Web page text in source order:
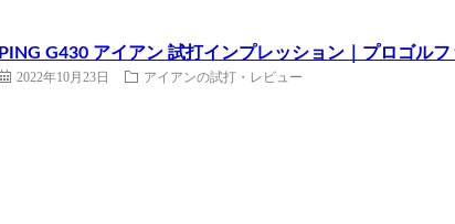
PING G430 アイアン 試打インプレッション｜プロゴル
2022年10月23日 アイアンの試打・レビュー